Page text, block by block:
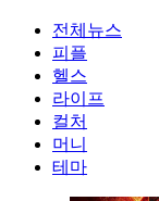
전체뉴스
피플
헬스
라이프
컬처
머니
테마